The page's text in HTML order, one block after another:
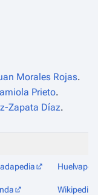
Morales Rojas.
Prieto.
Zapata Díaz.
Wikipedia